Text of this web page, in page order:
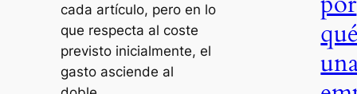
cada artículo, pero en lo
que respecta al coste
previsto inicialmente, el
gasto asciende al